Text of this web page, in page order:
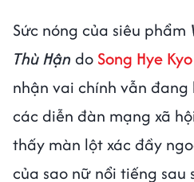
Sức nóng của siêu phẩm
Thù Hận do Song Hye Kyo
nhận vai chính vẫn
các diễn đàn mạng xã
thấy màn lột xác đầy
của sao nữ nổi tiếng